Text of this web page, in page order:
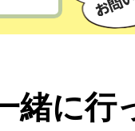
緒に行